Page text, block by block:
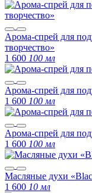
Арома-спрей для
творчество»
1 600 100 мл
Арома-спрей для
1 600 100 мл
Арома-спрей для
1 600 100 мл
Масляные духи
1 600 10 мл